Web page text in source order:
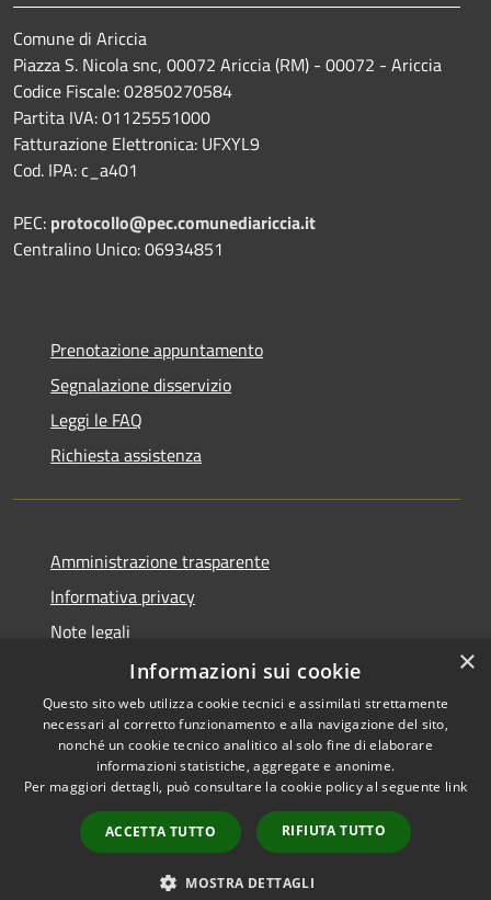
Comune di Ariccia
Piazza S. Nicola snc, 00072 Ariccia (RM) - 00072 - Ariccia
Codice Fiscale: 02850270584
Partita IVA: 01125551000
Fatturazione Elettronica: UFXYL9
Cod. IPA: c_a401
PEC: protocollo@pec.comunediariccia.it
Centralino Unico: 06934851
Prenotazione appuntamento
Segnalazione disservizio
Leggi le FAQ
Richiesta assistenza
Amministrazione trasparente
Informativa privacy
Note legali
Dichiarazione di accessibilità
RSS
Accessibilità
Copyright © 2026 • Comune di
Municipium•
Accesso
redazione
×
Informazioni sui cookie
Questo sito web utilizza cookie tecnici e assimilati strettamente
necessari al corretto funzionamento e alla navigazione del sito,
nonché un cookie tecnico analitico al solo fine di elaborare
informazioni statistiche, aggregate e anonime.
Per maggiori dettagli, può consultare la cookie policy al seguente link
ACCETTA TUTTO RIFIUTA TUTTO
MOSTRA DETTAGLI